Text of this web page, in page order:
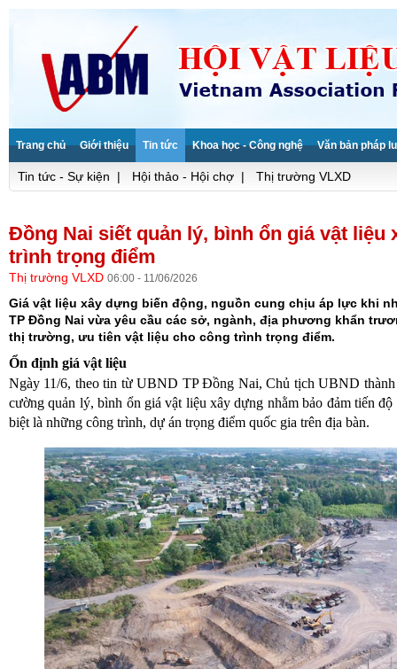
Trang chủ Giới thiệu Tin tức Khoa học - Công nghệ Văn bản pháp
Tin tức - Sự kiện | Hội thảo - Hội chợ | Thị trường VLXD
Đồng Nai siết quản lý, bình ổn giá vật liệu
trình trọng điểm
Thị trường VLXD 06:00 - 11/06/2026
Giá vật liệu xây dựng biến động, nguồn cung chịu áp lực khi
TP Đồng Nai vừa yêu cầu các sở, ngành, địa phương khẩn
thị trường, ưu tiên vật liệu cho công trình trọng điểm.
Ổn định giá vật liệu
Ngày 11/6, theo tin từ UBND TP Đồng Nai, Chủ tịch UBND thành
cường quản lý, bình ổn giá vật liệu xây dựng nhằm bảo đảm tiến
biệt là những công trình, dự án trọng điểm quốc gia trên địa bàn.